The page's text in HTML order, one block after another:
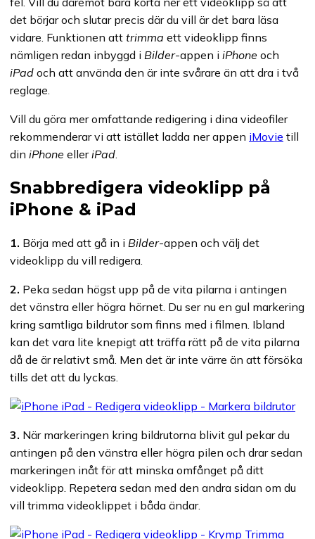
det börjar och slutar precis där du vill är det bara läsa
vidare. Funktionen att trimma ett videoklipp finns
nämligen redan inbyggd i Bilder-appen i iPhone och
iPad och att använda den är inte svårare än att dra i två
reglage.
Vill du göra mer omfattande redigering i dina videofiler
rekommenderar vi att istället ladda ner appen iMovie till
din iPhone elleriPad
Snabbredigera videoklipp på
iPhone & iPad
1. Börja med att gå in i Bilder-appen och välj det
videoklipp du vill redigera.
2. Peka sedan högst upp på de vita pilarna i antingen
det vänstra eller högra hörnet. Du ser nu en gul markering
kring samtliga bildrutor som finns med i filmen. Ibland
kan det vara lite knepigt att träffa rätt på de vita pilarna
då de är relativt små. Men det är inte värre än att försöka
tills det att du lyckas.
3. När markeringen kring bildrutorna blivit gul pekar du
antingen på den vänstra eller högra pilen och drar sedan
markeringen inåt för att minska omfånget på ditt
videoklipp. Repetera sedan med den andra sidan om du
vill trimma videoklippet i båda ändar.